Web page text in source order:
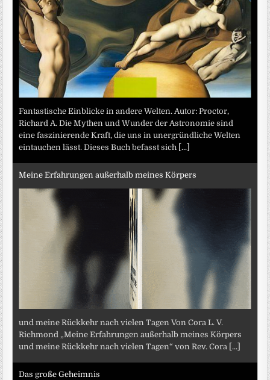
Fantastische Einblicke in andere Welten. Autor: Proctor,
Richard A. Die Mythen und Wunder der Astronomie sind
eine faszinierende Kraft, die uns in unergründliche Welten
eintauchen lässt. Dieses Buch befasst sich
[...]
Meine Erfahrungen außerhalb meines Körpers
und meine Rückkehr nach vielen Tagen Von Cora L. V.
Richmond „Meine Erfahrungen außerhalb meines Körpers
und meine Rückkehr nach vielen Tagen“ von Rev. Cora
[...]
Das große Geheimnis